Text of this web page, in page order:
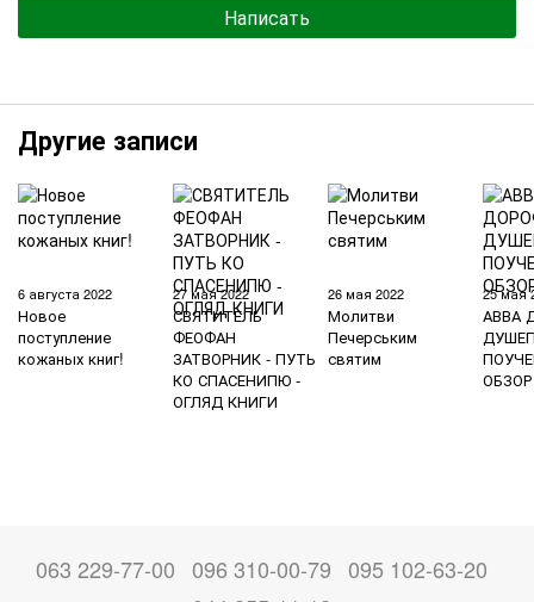
Написать
Другие записи
6 августа 2022
Новое
поступление
кожаных книг!
27 мая 2022
СВЯТИТЕЛЬ
ФЕОФАН
ЗАТВОРНИК - ПУТЬ
КО СПАСЕНИПЮ -
ОГЛЯД КНИГИ
26 мая 2022
Молитви
Печерським
святим
25 мая
АВВА
063 229-77-00 096 310-00-79 095 102-63-20